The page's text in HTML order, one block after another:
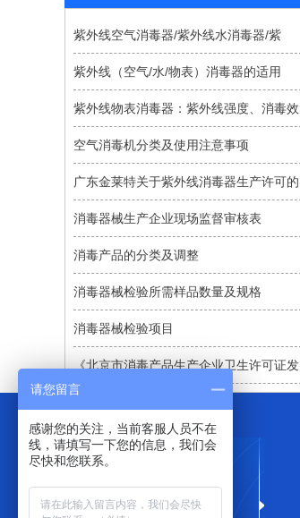
紫外线空气消毒器/紫外线水消毒器/紫
紫外线（空气/水/物表）消毒器的适用
紫外线物表消毒器：紫外线强度、消毒效
空气消毒机分类及使用注意事项
广东金莱特关于紫外线消毒器生产许可的
消毒器械生产企业现场监督审核表
消毒产品的分类及调整
消毒器械检验所需样品数量及规格
消毒器械检验项目
《北京市消毒产品生产企业卫生许可证发
请您留言
感谢您的关注，当前客服人员不在
线，请填写一下您的信息，我们会
尽快和您联系。